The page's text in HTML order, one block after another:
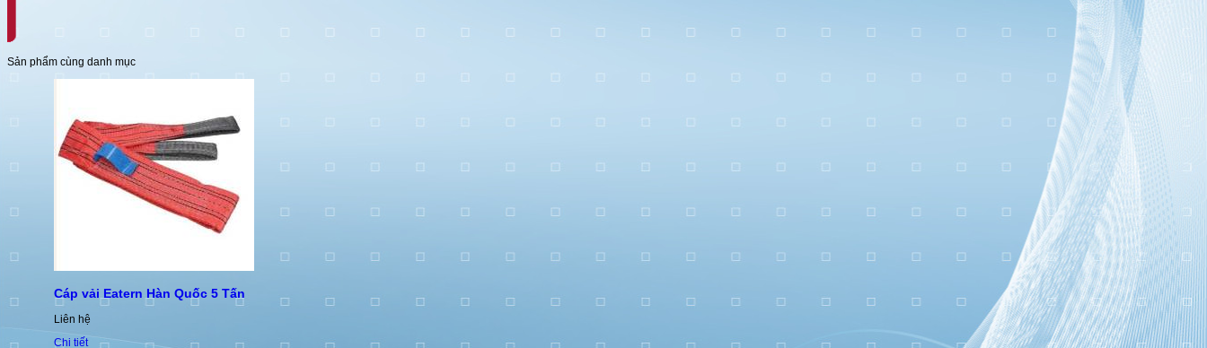
Sản phẩm cùng danh mục
Cáp vải Eatern Hàn Quốc 5 Tấn
Liên hệ
Chi tiết